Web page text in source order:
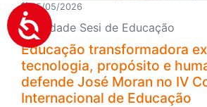
15/05/2026
Faculdade Sesi de Educação
Educação transformadora
tecnologia, propósito e
defende José Moran no IV
Internacional de Educação